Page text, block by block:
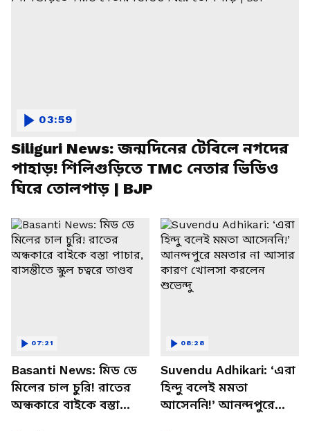
Siliguri News: জন্মদিনের টেবিলে নগদের
পাহাড়! শিলিগুড়িতে TMC নেতার ভিডিও
ঘিরে তোলপাড় | BJP
03:59
Basanti News: মিড ডে
মিলের চাল চুরি! রাতের
অন্ধকারে বাইকে বস্তা
07:21
Suvendu Adhikari: ‘এরা
হিন্দু বলেই মমতা
আসেননি!’ আনন্দপুরে
08:28